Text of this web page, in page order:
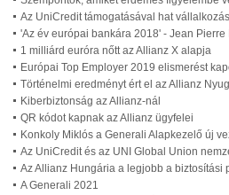
Az UniCredit támogatásával hat
'Az év európai bankára 2018' - Jean Pierre
1 milliárd euróra nőtt az Allianz X alapja
Európai Top Employer 2019 elismerést
Történelmi eredményt ért el az Allianz
Kiberbiztonság az Allianz-nál
QR kódot kapnak az Allianz ügyfelei
Konkoly Miklós a Generali Alapkezelő új
Az UniCredit és az UNI Global Union
Az Allianz Hungária a legjobb a biztosítási
A Generali 2021